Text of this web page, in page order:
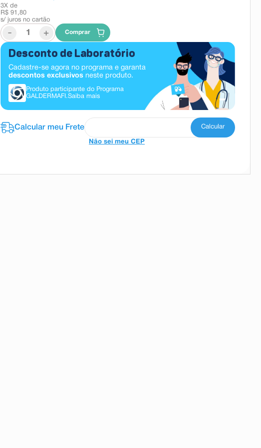
3X de
R$ 91,80
s/ juros no cartão
- + Comprar
Desconto de Laboratório
Cadastre-se agora no programa e garanta
descontos exclusivos neste produto.
Produto participante do Programa
GALDERMAFI.Saiba mais
Não sei meu CEP